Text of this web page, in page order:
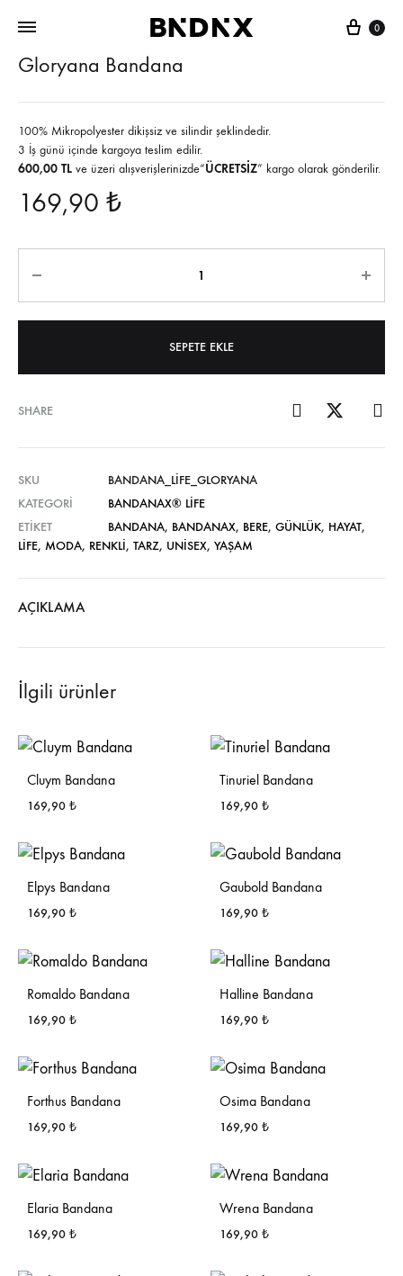
Sepet
0
Gloryana Bandana
100% Mikropolyester dikişsiz ve silindir şeklindedir.
3 İş günü içinde kargoya teslim edilir.
600,00 TL ve üzeri alışverişlerinizde“ÜCRETSİZ” kargo olarak gönderilir.
169,90 ₺
SEPETE EKLE
SHARE
SKU
BANDANA_LIFE_GLORYANA
KATEGORI
BANDANAX® LIFE
ETIKET
BANDANA, BANDANAX, BERE, GÜNLÜK, HAYAT,
LIFE, MODA, RENKLI, TARZ, UNISEX, YAŞAM
AÇIKLAMA
İlgili ürünler
Cluym Bandana
169,90 ₺
Tinuriel Bandana
169,90 ₺
Elpys Bandana
169,90 ₺
Gaubold Bandana
169,90 ₺
Romaldo Bandana
169,90 ₺
Halline Bandana
169,90 ₺
Forthus Bandana
169,90 ₺
Osima Bandana
169,90 ₺
Elaria Bandana
169,90 ₺
Wrena Bandana
169,90 ₺